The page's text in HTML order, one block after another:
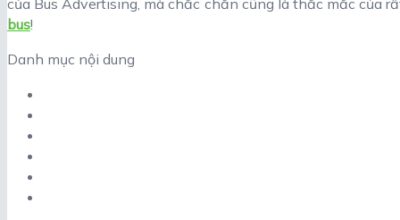
bus!
Danh mục nội dung